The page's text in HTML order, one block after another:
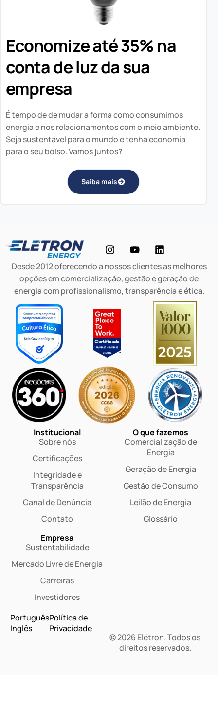
Economize até 35% na
conta de luz da sua
empresa
É tempo de de mudar a forma como consumimos
energia e nos relacionamentos com o meio ambiente.
Seja sustentável para o mundo e tenha economia
para o seu bolso. Vamos juntos?
Saiba mais
Desde 2012 oferecendo a nossos clientes as melhores
opções em comercialização, gestão e geração de
energia com profissionalismo, transparência e ética.
Institucional
Sobre nós
Certificações
Integridade e
Transparência
Canal de Denúncia
Contato
O que fazemos
Comercialização de
Energia
Geração de Energia
Gestão de Consumo
Leilão de Energia
Glossário
Empresa
Sustentabilidade
Mercado Livre de Energia
Carreiras
Investidores
Português
Inglês
© 2026 Elétron. Todos os
direitos reservados.
Política de
Privacidade